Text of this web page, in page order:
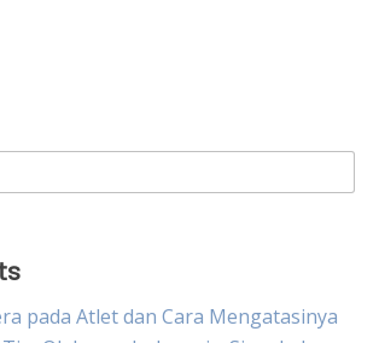
pada Atlet dan Cara Mengatasinya